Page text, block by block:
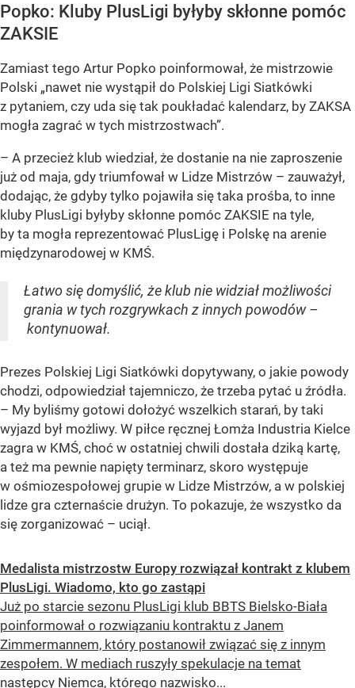
Popko: Kluby PlusLigi byłyby skłonne pomóc
ZAKSIE
Zamiast tego Artur Popko poinformował, że mistrzowie
Polski „nawet nie wystąpił do Polskiej Ligi Siatkówki
z pytaniem, czy uda się tak poukładać kalendarz, by ZAKSA
mogła zagrać w tych mistrzostwach”.
– A przecież klub wiedział, że dostanie na nie zaproszenie
już od maja, gdy triumfował w Lidze Mistrzów – zauważył,
dodając, że gdyby tylko pojawiła się taka prośba, to inne
kluby PlusLigi byłyby skłonne pomóc ZAKSIE na tyle,
by ta mogła reprezentować PlusLigę i Polskę na arenie
międzynarodowej w KMŚ.
Łatwo się domyślić, że klub nie widział możliwości
grania w tych rozgrywkach z innych powodów –
kontynuował.
Prezes Polskiej Ligi Siatkówki dopytywany, o jakie powody
chodzi, odpowiedział tajemniczo, że trzeba pytać u źródła.
– My byliśmy gotowi dołożyć wszelkich starań, by taki
wyjazd był możliwy. W piłce ręcznej Łomża Industria Kielce
zagra w KMŚ, choć w ostatniej chwili dostała dziką kartę,
a też ma pewnie napięty terminarz, skoro występuje
w ośmiozespołowej grupie w Lidze Mistrzów, a w polskiej
lidze gra czternaście drużyn. To pokazuje, że wszystko da
się zorganizować – uciął.
Medalista mistrzostw Europy rozwiązał kontrakt z klubem
PlusLigi. Wiadomo, kto go zastąpi
Już po starcie sezonu PlusLigi klub BBTS Bielsko-Biała
poinformował o rozwiązaniu kontraktu z Janem
Zimmermannem, który postanowił związać się z innym
zespołem. W mediach ruszyły spekulacje na temat
następcy Niemca, którego nazwisko...